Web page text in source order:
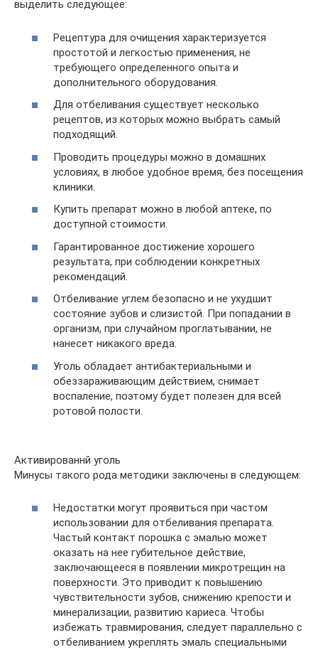
выделить следующее:
Рецептура для очищения характеризуется
простотой и легкостью применения, не
требующего определенного опыта и
дополнительного оборудования.
Для отбеливания существует несколько
рецептов, из которых можно выбрать самый
подходящий.
Проводить процедуры можно в домашних
условиях, в любое удобное время, без посещения
клиники.
Купить препарат можно в любой аптеке, по
доступной стоимости.
Гарантированное достижение хорошего
результата, при соблюдении конкретных
рекомендаций.
Отбеливание углем безопасно и не ухудшит
состояние зубов и слизистой. При попадании в
организм, при случайном проглатывании, не
нанесет никакого вреда.
Уголь обладает антибактериальными и
обеззараживающим действием, снимает
воспаление, поэтому будет полезен для всей
ротовой полости.
Активированнй уголь
Минусы такого рода методики заключены в следующем:
Недостатки могут проявиться при частом
использовании для отбеливания препарата.
Частый контакт порошка с эмалью может
оказать на нее губительное действие,
заключающееся в появлении микротрещин на
поверхности. Это приводит к повышению
чувствительности зубов, снижению крепости и
минерализации, развитию кариеса. Чтобы
избежать травмирования, следует параллельно с
отбеливанием укреплять эмаль специальными